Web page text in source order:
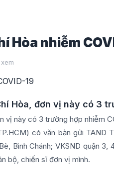
Hòa nhiễm
Hòa, đơn vị này có 3
vị này có 3 trường hợp nhiễm
có văn bản gửi TAND
Bình Chánh; VKSND quận 3,
bộ, chiến sĩ đơn vị mình.